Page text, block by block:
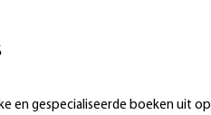
en gespecialiseerde boeken uit op